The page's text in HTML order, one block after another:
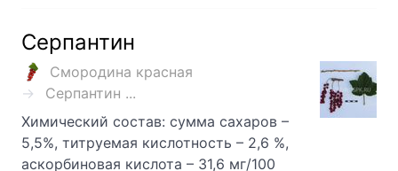
Серпантин
Смородина красная
Серпантин ...
Химический состав: сумма сахаров –
5,5%, титруемая кислотность – 2,6 %,
аскорбиновая кислота – 31,6 мг/100